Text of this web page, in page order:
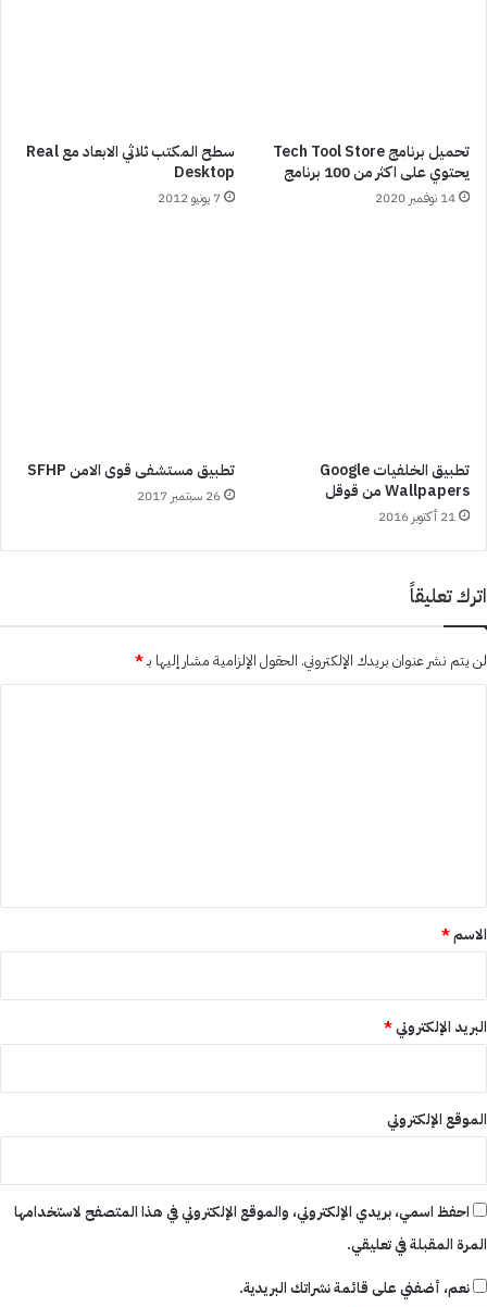
تحميل برنامج Tech Tool Store
يحتوي على اكثر من 100 برنامج
14 نوفمبر 2020
سطح المكتب ثلاثي الابعاد مع Real
Desktop
7 يونيو 2012
تطبيق الخلفيات Google
Wallpapers من قوقل
21 أكتوبر 2016
تطبيق مستشفى قوى الامن SFHP
26 سبتمبر 2017
اترك تعليقاً
لن يتم نشر عنوان بريدك الإلكتروني. الحقول الإلزامية مشار إليها بـ*
*
الاسم*
البريد الإلكتروني*
الموقع الإلكتروني
احفظ اسمي، بريدي الإلكتروني، والموقع الإلكتروني في هذا المتصفح لاستخدامها
المرة المقبلة في تعليقي.
نعم، أضفني على قائمة نشراتك البريدية.